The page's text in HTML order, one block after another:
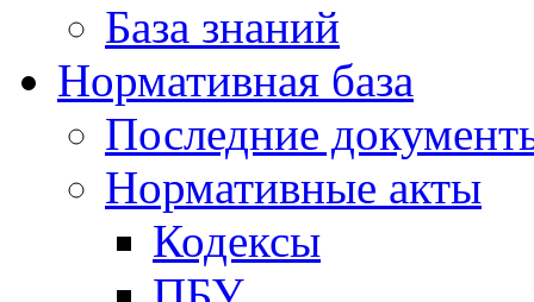
База знаний
Нормативная база
Последние
Нормативные акты
Кодексы